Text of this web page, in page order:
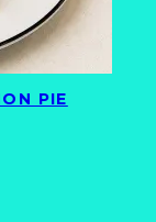
PIE